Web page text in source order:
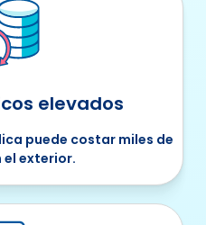
elevados
puede costar miles de
el exterior.